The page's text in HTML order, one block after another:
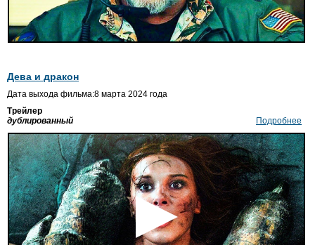
Дева и дракон
Дата выхода фильма:8 марта 2024 года
Трейлер
дублированный
Подробнее